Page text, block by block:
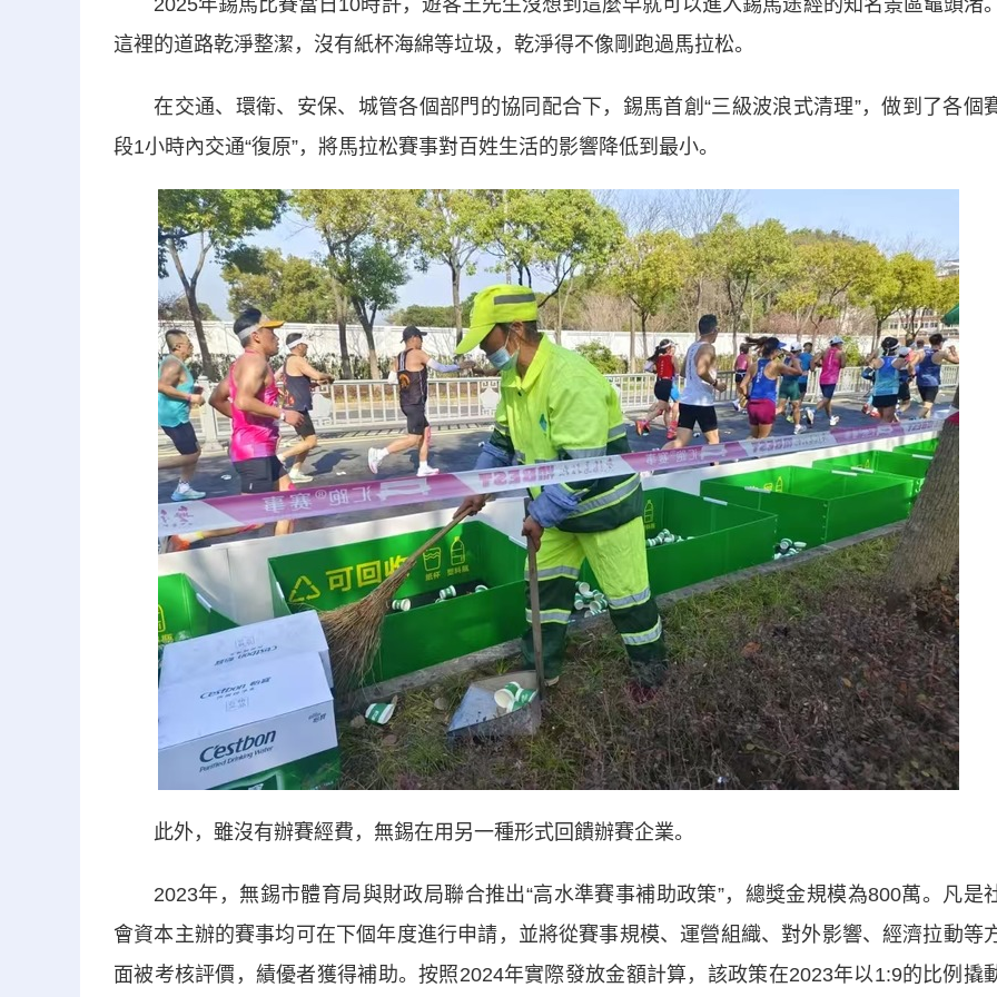
2025年錫馬比賽當日10時許，遊客王先生沒想到這麼早就可以進入錫馬途經的知名景區黿頭渚
這裡的道路乾淨整潔，沒有紙杯海綿等垃圾，乾淨得不像剛跑過馬拉松。
在交通、環衛、安保、城管各個部門的協同配合下，錫馬首創“三級波浪式清理”，做到了各個
段1小時內交通“復原”，將馬拉松賽事對百姓生活的影響降低到最小。
此外，雖沒有辦賽經費，無錫在用另一種形式回饋辦賽企業。
2023年，無錫市體育局與財政局聯合推出“高水準賽事補助政策”，總獎金規模為800萬。凡是
會資本主辦的賽事均可在下個年度進行申請，並將從賽事規模、運營組織、對外影響、經濟拉動等
面被考核評價，績優者獲得補助。按照2024年實際發放金額計算，該政策在2023年以1:9的比例撬